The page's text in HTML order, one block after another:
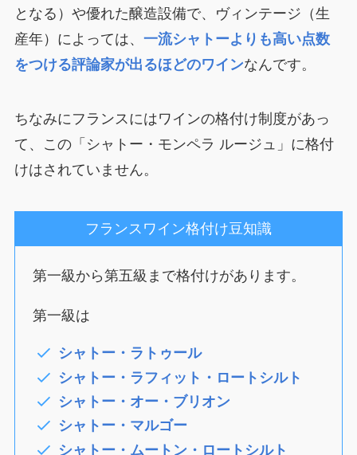
となる）や優れた醸造設備で、ヴィンテージ（生
産年）によっては、 一流シャトーよりも高い点数
をつける評論家が出るほどのワインなんです。
ちなみにフランスにはワインの格付け制度があっ
て、この「シャトー・モンペラ ルージュ」に格付
けはされていません。
フランスワイン格付け豆知識
第一級から第五級まで格付けがあります。
第一級は
シャトー・ラトゥール
シャトー・ラフィット・ロートシルト
シャトー・オー・ブリオン
シャトー・マルゴー
シャトー・ムートン・ロートシルト